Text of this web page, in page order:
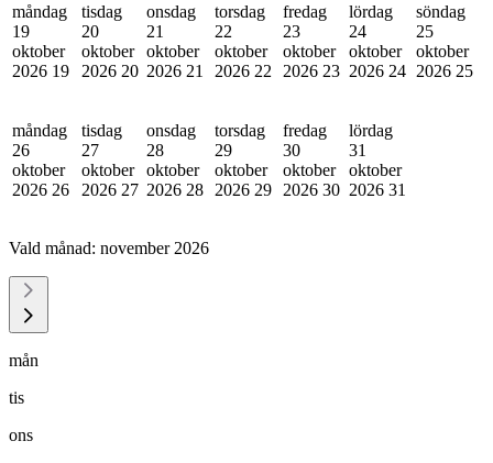
måndag
19
oktober
2026 19
tisdag
20
oktober
2026 20
onsdag
21
oktober
2026 21
torsdag
22
oktober
2026 22
fredag
23
oktober
2026 23
lördag
24
oktober
2026 24
söndag
25
oktober
2026 25
måndag
26
oktober
2026 26
tisdag
27
oktober
2026 27
onsdag
28
oktober
2026 28
torsdag
29
oktober
2026 29
fredag
30
oktober
2026 30
lördag
31
oktober
2026 31
Vald månad: november 2026
mån
tis
ons